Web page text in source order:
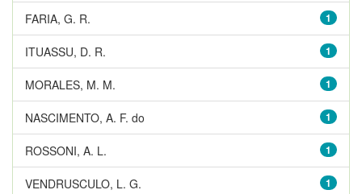
1
FARIA, G. R.
1
ITUASSU, D. R.
1
MORALES, M. M.
1
NASCIMENTO, A. F. do
1
ROSSONI, A. L.
1
VENDRUSCULO, L. G.